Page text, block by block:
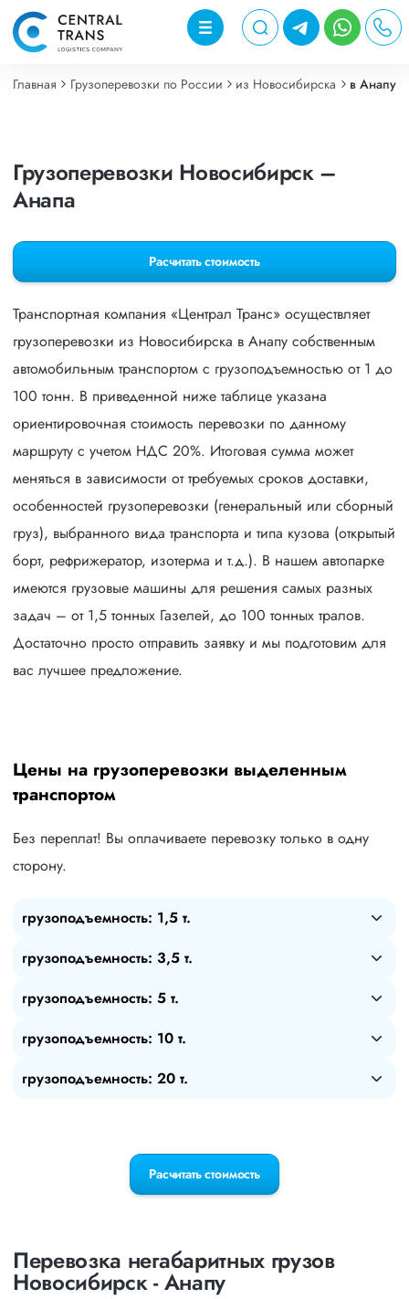
Главная Грузоперевозки по России из Новосибирска в Анапу
Грузоперевозки Новосибирск –
Анапа
Расчитать стоимость
Транспортная компания «Централ Транс» осуществляет
грузоперевозки из Новосибирска в Анапу собственным
автомобильным транспортом с грузоподъемностью от 1 до
100 тонн. В приведенной ниже таблице указана
ориентировочная стоимость перевозки по данному
маршруту с учетом НДС 20%. Итоговая сумма может
меняться в зависимости от требуемых сроков доставки,
особенностей грузоперевозки (генеральный или сборный
груз), выбранного вида транспорта и типа кузова (открытый
борт, рефрижератор, изотерма и т.д.). В нашем автопарке
имеются грузовые машины для решения самых разных
задач – от 1,5 тонных Газелей, до 100 тонных тралов.
Достаточно просто отправить заявку и мы подготовим для
вас лучшее предложение.
Цены на грузоперевозки выделенным
транспортом
Без переплат! Вы оплачиваете перевозку только в одну
сторону.
грузоподъемность: 1,5 т.
грузоподъемность: 3,5 т.
грузоподъемность: 5 т.
грузоподъемность: 10 т.
грузоподъемность: 20 т.
Расчитать стоимость
Перевозка негабаритных грузов
Новосибирск - Анапу